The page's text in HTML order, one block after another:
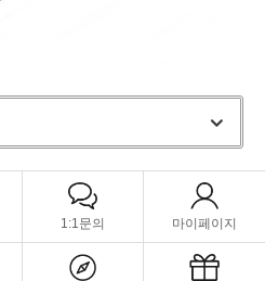
1:1문의 마이페이지